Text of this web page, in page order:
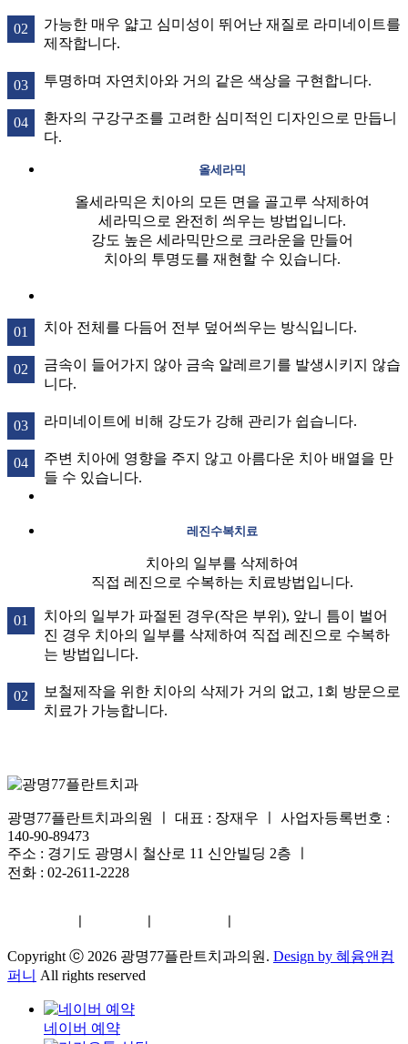
가능한 매우 얇고 심미성이 뛰어난 재질로 라미네이트를
제작합니다.
투명하며 자연치아와 거의 같은 색상을 구현합니다.
환자의 구강구조를 고려한 심미적인 디자인으로 만듭니
다.
올세라믹
올세라믹은 치아의 모든 면을 골고루 삭제하여
세라믹으로 완전히 씌우는 방법입니다.
강도 높은 세라믹만으로 크라운을 만들어
치아의 투명도를 재현할 수 있습니다.
치아 전체를 다듬어 전부 덮어씌우는 방식입니다.
금속이 들어가지 않아 금속 알레르기를 발생시키지 않습
니다.
라미네이트에 비해 강도가 강해 관리가 쉽습니다.
주변 치아에 영향을 주지 않고 아름다운 치아 배열을 만
들 수 있습니다.
레진수복치료
치아의 일부를 삭제하여
직접 레진으로 수복하는 치료방법입니다.
치아의 일부가 파절된 경우(작은 부위), 앞니 틈이 벌어
진 경우 치아의 일부를 삭제하여 직접 레진으로 수복하
는 방법입니다.
보철제작을 위한 치아의 삭제가 거의 없고, 1회 방문으로
치료가 가능합니다.
광명77플란트치과의원
대표 : 장재우 ㅣ 사업자등록번호 :
140-90-89473
주소 : 경기도 광명시 철산로 11 신안빌딩 2층
전화 : 02-2611-2228
Copyright ⓒ 2026 광명77플란트치과의원. Design by 혜윰앤컴
퍼니 All rights reserved
네이버 예약